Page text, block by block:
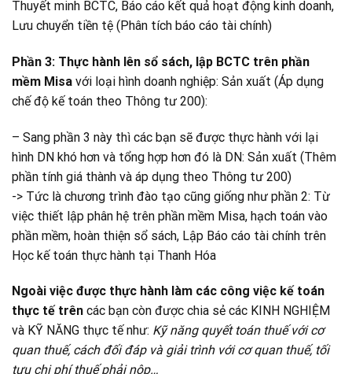
Thuyết minh BCTC, Báo cáo kết quả hoạt động kinh doanh,
Lưu chuyển tiền tệ (Phân tích báo cáo tài chính)
Phần 3: Thực hành lên sổ sách, lập BCTC trên phần
mềm Misa với loại hình doanh nghiệp: Sản xuất (Áp dụng
chế độ kế toán theo Thông tư 200):
– Sang phần 3 này thì các bạn sẽ được thực hành với lại
hình DN khó hơn và tổng hợp hơn đó là DN: Sản xuất (Thêm
phần tính giá thành và áp dụng theo Thông tư 200)
-> Tức là chương trình đào tạo cũng giống như phần 2: Từ
việc thiết lập phân hệ trên phần mềm Misa, hạch toán vào
phần mềm, hoàn thiện sổ sách, Lập Báo cáo tài chính trên
Học kế toán thực hành tại Thanh Hóa
Ngoài việc được thực hành làm các công việc kế toán
thực tế trên các bạn còn được chia sẻ các KINH NGHIỆM
và KỸ NĂNG thực tế như: Kỹ năng quyết toán thuế với cơ
quan thuế, cách đối đáp và giải trình với cơ quan thuế, tối
tưu chi phí thuế phải nộp…